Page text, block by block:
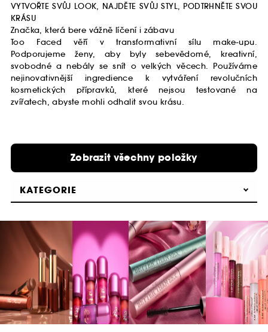
VYTVOŘTE SVŮJ LOOK, NAJDĚTE SVŮJ STYL, PODTRHNĚTE SVOU
KRÁSU
Značka, která bere vážně líčení i zábavu
Too Faced věří v transformativní sílu make-upu.
Podporujeme ženy, aby byly sebevědomé, kreativní,
svobodné a nebály se snít o velkých věcech. Používáme
nejinovativnější ingredience k vytváření revolučních
kosmetických přípravků, které nejsou testované na
zvířatech, abyste mohli odhalit svou krásu.
Zobrazit všechny položky
KATEGORIE